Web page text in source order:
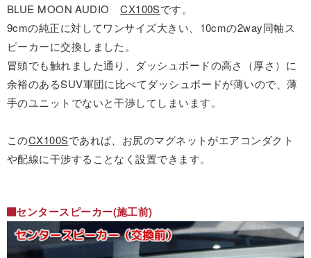
BLUE MOON AUDIOCX100Sです。
9cmの純正に対してワンサイズ大きい、10cmの2way同軸ス
ピーカーに交換しました。
冒頭でも触れました通り、ダッシュボードの高さ（厚さ）に
余裕のあるSUV軍団に比べてダッシュボードが薄いので、薄
手のユニットでないと干渉してしまいます。
このCX100Sであれば、お尻のマグネットがエアコンダクト
や配線に干渉することなく設置できます。
センタースピーカー(施工前)